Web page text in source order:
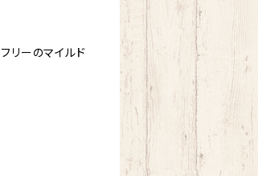
リーのマイルド